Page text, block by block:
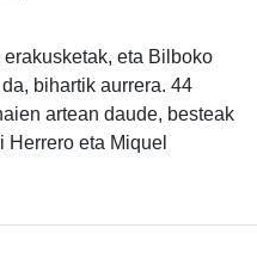
erakusketak, eta Bilboko
bihartik aurrera. 44
artean daude, besteak
Herrero eta Miquel